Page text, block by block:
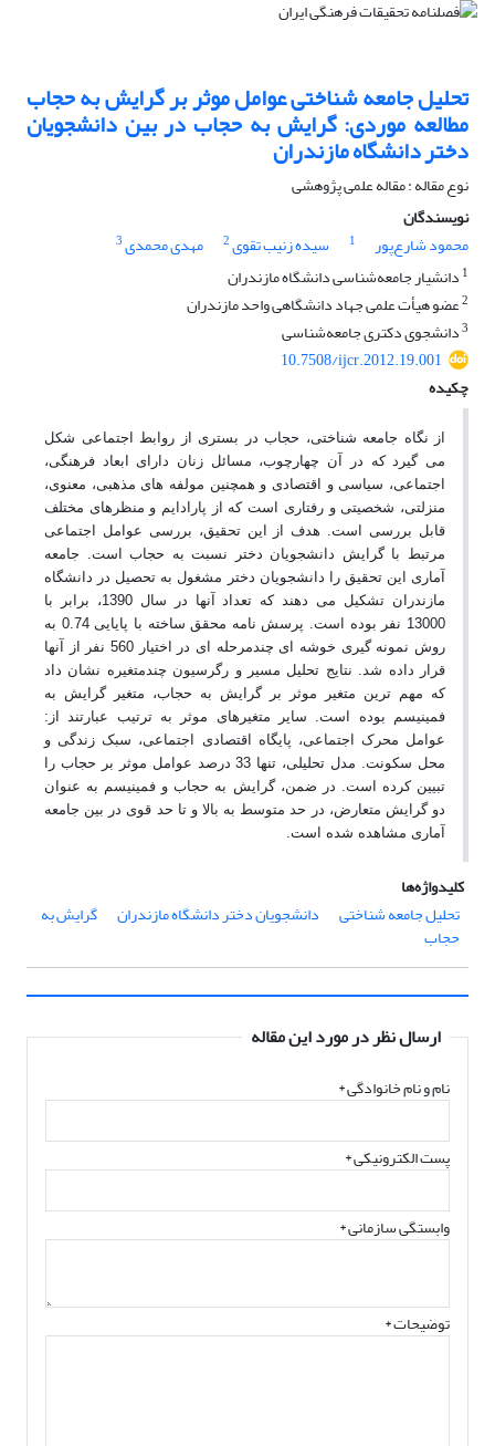
تحلیل جامعه شناختی عوامل موثر بر گرایش به حجاب
مطالعه موردی: گرایش به حجاب در بین دانشجویان
دختر دانشگاه مازندران
نوع مقاله : مقاله علمی پژوهشی
نویسندگان
محمود شارع‌پور
1 سیده زنیب تقوی2 مهدی محمدی3
1 دانشیار جامعه‌شناسی دانشگاه مازندران
2عضو هیأت علمی جهاد دانشگاهی واحد مازندران
3دانشجوی دکتری جامعه‌شناسی
10.7508/ijcr.2012.19.001
چکیده
از نگاه جامعه شناختی، حجاب در بستری از روابط اجتماعی شکل
می گیرد که در آن چهارچوب، مسائل زنان دارای ابعاد فرهنگی،
اجتماعی، سیاسی و اقتصادی و همچنین مولفه های مذهبی، معنوی،
منزلتی، شخصیتی و رفتاری است که از پارادایم و منظرهای مختلف
قابل بررسی است. هدف از این تحقیق، بررسی عوامل اجتماعی
مرتبط با گرایش دانشجویان دختر نسبت به حجاب است. جامعه
آماری این تحقیق را دانشجویان دختر مشغول به تحصیل در دانشگاه
مازندران تشکیل می دهند که تعداد آنها در سال 1390، برابر با
13000 نفر بوده است. پرسش نامه محقق ساخته با پایایی 0.74 به
روش نمونه گیری خوشه ای چندمرحله ای در اختیار 560 نفر از آنها
قرار داده شد. نتایج تحلیل مسیر و رگرسیون چندمتغیره نشان داد
که مهم ترین متغیر موثر بر گرایش به حجاب، متغیر گرایش به
فمینیسم بوده است. سایر متغیرهای موثر به ترتیب عبارتند از:
عوامل محرک اجتماعی، پایگاه اقتصادی اجتماعی، سبک زندگی و
محل سکونت. مدل تحلیلی، تنها 33 درصد عوامل موثر بر حجاب را
تبیین کرده است. در ضمن، گرایش به حجاب و فمینیسم به عنوان
دو گرایش متعارض، در حد متوسط به بالا و تا حد قوی در بین جامعه
آماری مشاهده شده است.
کلیدواژه‌ها
تحلیل جامعه شناختی
دانشجویان دختر دانشگاه مازندران گرایش به
حجاب
ارسال نظر در مورد این مقاله
نام و نام خانوادگی*
پست الکترونیکی*
وابستگی سازمانی *
توضیحات *